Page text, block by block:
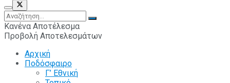
Κανένα Αποτέλεσμα
Προβολή Αποτελεσμάτων
Αρχική
Ποδόσφαιρο
Γ’ Εθνική